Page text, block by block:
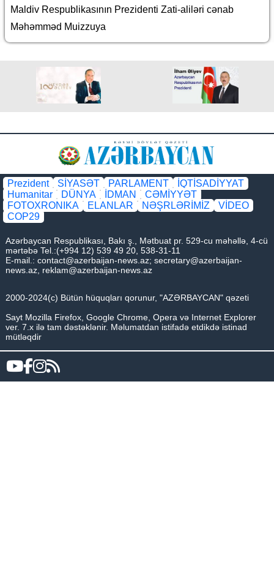
Maldiv Respublikasının Prezidenti Zati-aliləri cənab
Məhəmməd Muizzuya
Prezident SİYASƏT PARLAMENT
İQTİSADİYYAT
Humanitar
DÜNYA İDMAN
CƏMİYYƏT
FOTOXRONIKA
ELANLAR NƏŞRLƏRİMİZ
VİDEO
COP29
Azərbaycan Respublikası, Bakı ş., Mətbuat pr. 529-cu məhəllə, 4-cü
mərtəbə Tel.:(+994 12) 539 49 20, 538-31-11
E-mail.: contact@azerbaijan-news.az; secretary@azerbaijan-
news.az reklam@azerbaijan-news.az
2000-2024(c) Bütün hüquqları qorunur, "AZƏRBAYCAN" qəzeti
Sayt Mozilla Firefox, Google Chrome, Opera və Internet Explorer
ver. 7.x ilə tam dəstəklənir. Məlumatdan istifadə etdikdə istinad
mütləqdir